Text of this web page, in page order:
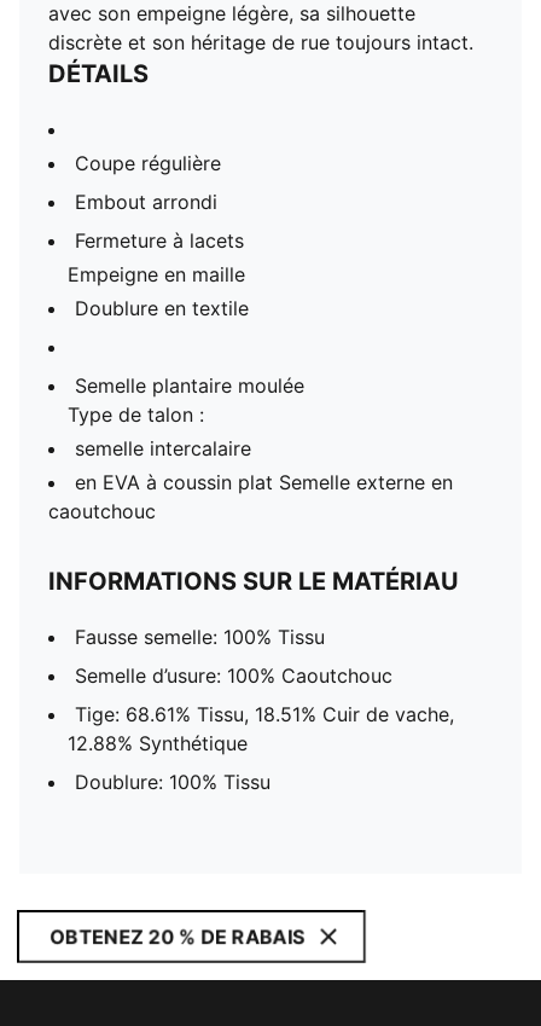
avec son empeigne légère, sa silhouette
discrète et son héritage de rue toujours intact.
DÉTAILS
Coupe régulière
Embout arrondi
Fermeture à lacets
Empeigne en maille
Doublure en textile
Semelle plantaire moulée
Type de talon :
semelle intercalaire
en EVA à coussin plat Semelle externe en
caoutchouc
INFORMATIONS SUR LE MATÉRIAU
Fausse semelle: 100% Tissu
Semelle d’usure: 100% Caoutchouc
Tige: 68.61% Tissu, 18.51% Cuir de vache,
12.88% Synthétique
Doublure: 100% Tissu
OBTENEZ 20 % DE RABAIS